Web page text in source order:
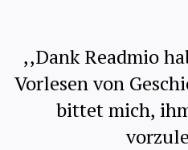
,,Dank Readmio
Vorlesen von
bittet mich,